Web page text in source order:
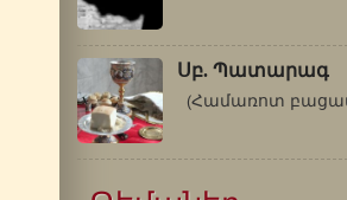
Սբ. Պատարագ